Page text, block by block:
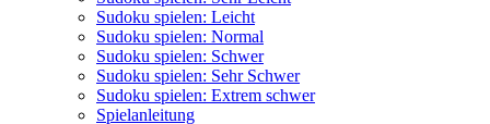
Sudoku spielen: Leicht
Sudoku spielen: Normal
Sudoku spielen: Schwer
Sudoku spielen: Sehr Schwer
Sudoku spielen: Extrem schwer
Spielanleitung